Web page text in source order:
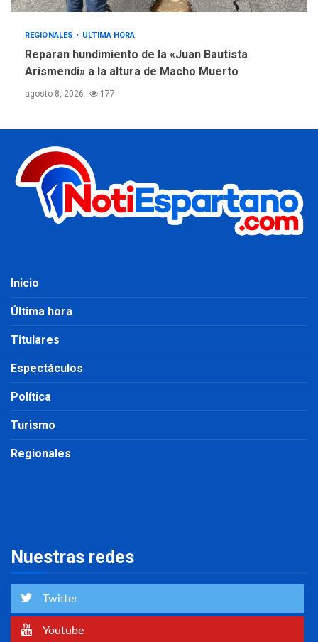
REGIONALES ÚLTIMA HORA
Reparan hundimiento de la «Juan Bautista
Arismendi» a la altura de Macho Muerto
agosto 8, 2026 177
Inicio
Última hora
Titulares
Espectáculos
Política
Turismo
Regionales
Nuestras redes
Twitter
Youtube